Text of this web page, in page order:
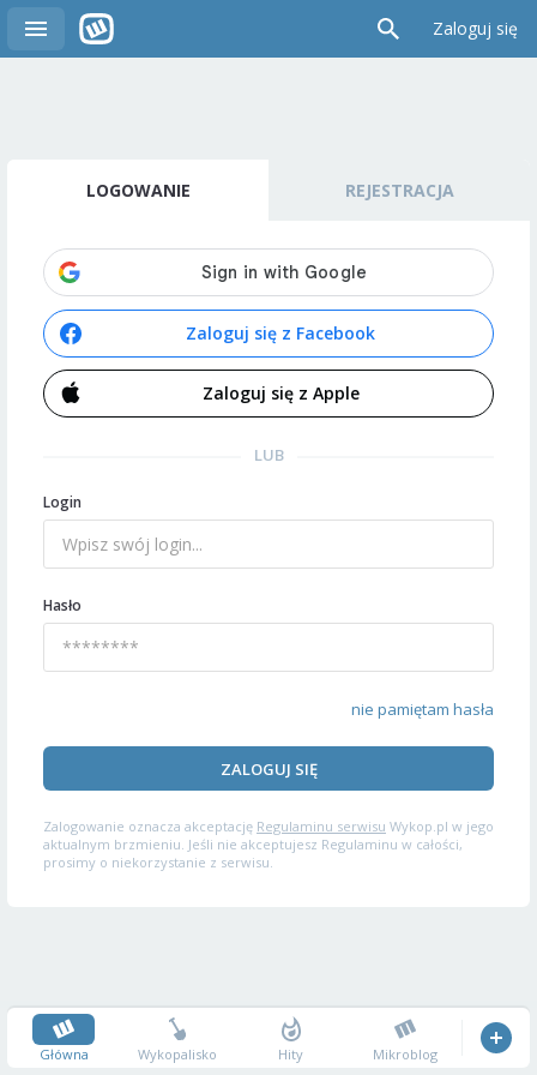
Zaloguj się
LOGOWANIE REJESTRACJA
Zaloguj się z Facebook
Zaloguj się z Apple
LUB
Login
Hasło
nie pamiętam hasła
ZALOGUJ SIĘ
Zalogowanie oznacza akceptację Regulaminu serwisu Wykop.pl w jego
aktualnym brzmieniu. Jeśli nie akceptujesz Regulaminu w całości,
prosimy o niekorzystanie z serwisu.
Główna Wykopalisko Hity Mikroblog